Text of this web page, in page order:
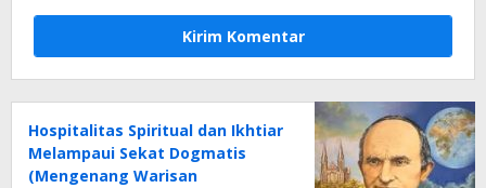
Hospitalitas Spiritual dan Ikhtiar
Melampaui Sekat Dogmatis
(Mengenang Warisan